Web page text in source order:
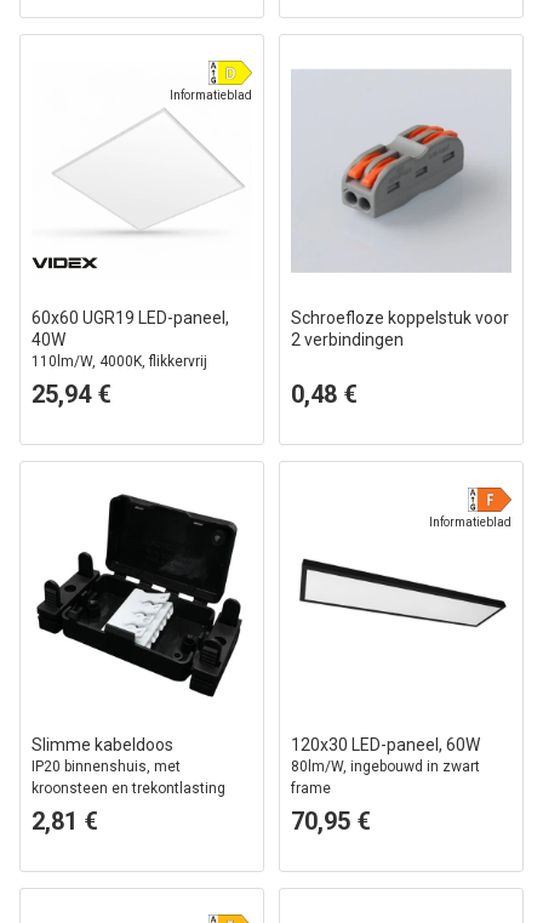
Informatieblad
60x60 UGR19 LED-paneel,
40W
110lm/W, 4000K, flikkervrij
25,94 €
Schroefloze koppelstuk voor
2 verbindingen
0,48 €
Slimme kabeldoos
IP20 binnenshuis, met
kroonsteen en trekontlasting
2,81 €
Informatieblad
120x30 LED-paneel, 60W
80lm/W, ingebouwd in zwart
frame
70,95 €